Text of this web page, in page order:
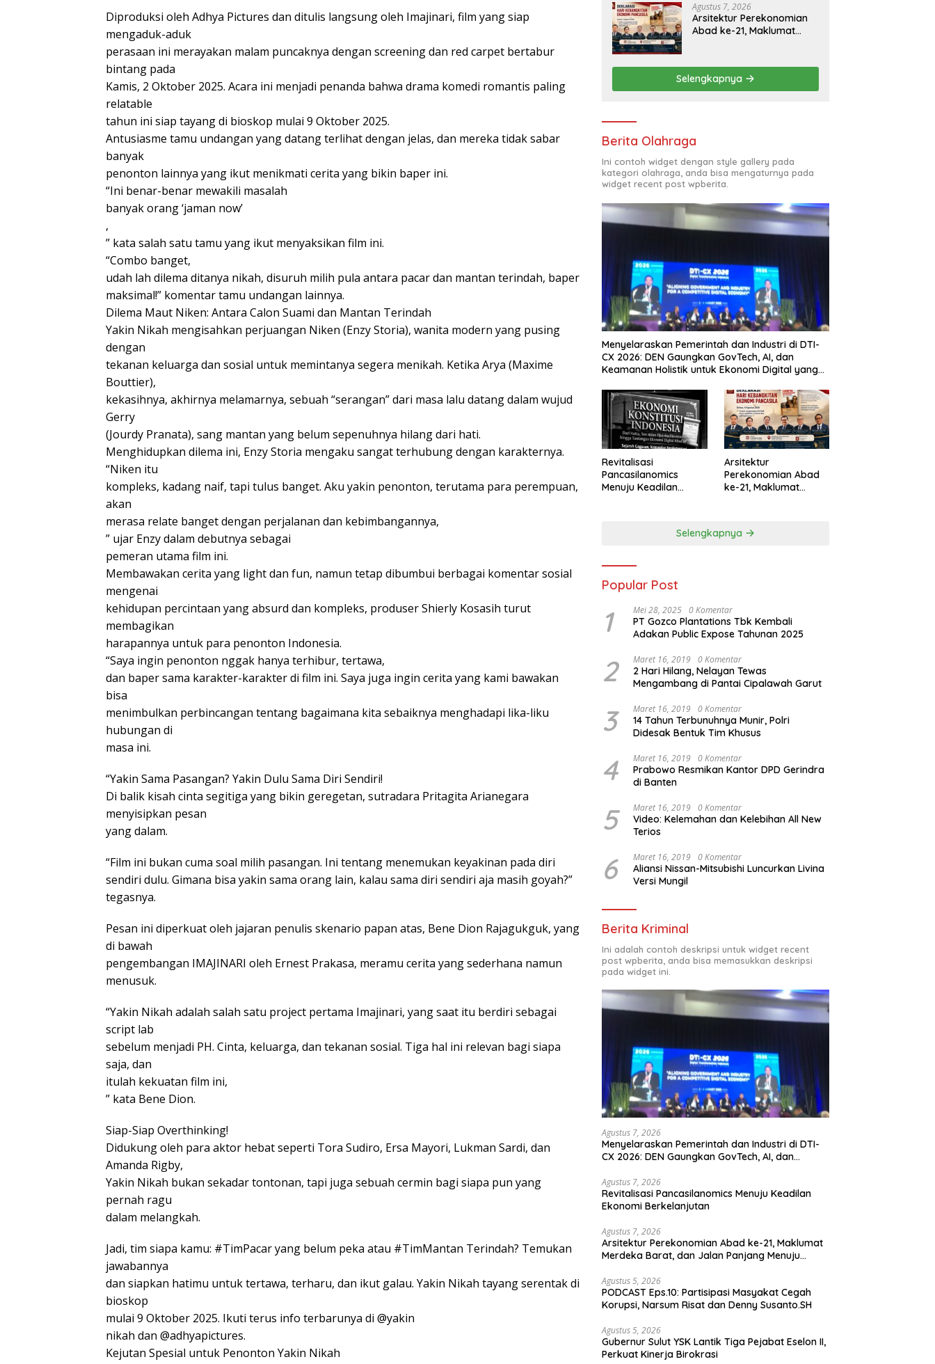
Diproduksi oleh Adhya Pictures dan ditulis langsung oleh Imajinari, film yang siap
mengaduk-aduk
perasaan ini merayakan malam puncaknya dengan screening dan red carpet bertabur
bintang pada
Kamis, 2 Oktober 2025. Acara ini menjadi penanda bahwa drama komedi romantis paling
relatable
tahun ini siap tayang di bioskop mulai 9 Oktober 2025.
Antusiasme tamu undangan yang datang terlihat dengan jelas, dan mereka tidak sabar
banyak
penonton lainnya yang ikut menikmati cerita yang bikin baper ini.
“Ini benar-benar mewakili masalah
banyak orang ‘jaman now’
,
” kata salah satu tamu yang ikut menyaksikan film ini.
“Combo banget,
udah lah dilema ditanya nikah, disuruh milih pula antara pacar dan mantan terindah, baper
maksimal!” komentar tamu undangan lainnya.
Dilema Maut Niken: Antara Calon Suami dan Mantan Terindah
Yakin Nikah mengisahkan perjuangan Niken (Enzy Storia), wanita modern yang pusing
dengan
tekanan keluarga dan sosial untuk memintanya segera menikah. Ketika Arya (Maxime
Bouttier),
kekasihnya, akhirnya melamarnya, sebuah “serangan” dari masa lalu datang dalam wujud
Gerry
(Jourdy Pranata), sang mantan yang belum sepenuhnya hilang dari hati.
Menghidupkan dilema ini, Enzy Storia mengaku sangat terhubung dengan karakternya.
“Niken itu
kompleks, kadang naif, tapi tulus banget. Aku yakin penonton, terutama para perempuan,
akan
merasa relate banget dengan perjalanan dan kebimbangannya,
” ujar Enzy dalam debutnya sebagai
pemeran utama film ini.
Membawakan cerita yang light dan fun, namun tetap dibumbui berbagai komentar sosial
mengenai
kehidupan percintaan yang absurd dan kompleks, produser Shierly Kosasih turut
membagikan
harapannya untuk para penonton Indonesia.
“Saya ingin penonton nggak hanya terhibur, tertawa,
dan baper sama karakter-karakter di film ini. Saya juga ingin cerita yang kami bawakan
bisa
menimbulkan perbincangan tentang bagaimana kita sebaiknya menghadapi lika-liku
hubungan di
masa ini.
“Yakin Sama Pasangan? Yakin Dulu Sama Diri Sendiri!
Di balik kisah cinta segitiga yang bikin geregetan, sutradara Pritagita Arianegara
menyisipkan pesan
yang dalam.
“Film ini bukan cuma soal milih pasangan. Ini tentang menemukan keyakinan pada diri
sendiri dulu. Gimana bisa yakin sama orang lain, kalau sama diri sendiri aja masih goyah?”
tegasnya.
Pesan ini diperkuat oleh jajaran penulis skenario papan atas, Bene Dion Rajagukguk, yang
di bawah
pengembangan IMAJINARI oleh Ernest Prakasa, meramu cerita yang sederhana namun
menusuk.
“Yakin Nikah adalah salah satu project pertama Imajinari, yang saat itu berdiri sebagai
script lab
sebelum menjadi PH. Cinta, keluarga, dan tekanan sosial. Tiga hal ini relevan bagi siapa
saja, dan
itulah kekuatan film ini,
” kata Bene Dion.
Siap-Siap Overthinking!
Didukung oleh para aktor hebat seperti Tora Sudiro, Ersa Mayori, Lukman Sardi, dan
Amanda Rigby,
Yakin Nikah bukan sekadar tontonan, tapi juga sebuah cermin bagi siapa pun yang
pernah ragu
dalam melangkah.
Jadi, tim siapa kamu: #TimPacar yang belum peka atau #TimMantan Terindah? Temukan
jawabannya
dan siapkan hatimu untuk tertawa, terharu, dan ikut galau. Yakin Nikah tayang serentak di
bioskop
mulai 9 Oktober 2025. Ikuti terus info terbarunya di @yakin
nikah dan @adhyapictures.
Kejutan Spesial untuk Penonton Yakin Nikah
Agustus 7, 2026
Arsitektur Perekonomian
Abad ke-21, Maklumat
Kedaulatan Ekonomi
Selengkapnya
Berita Olahraga
Ini contoh widget dengan style gallery pada
kategori olahraga, anda bisa mengaturnya pada
widget recent post wpberita.
Menyelaraskan Pemerintah dan Industri di DTI-
CX 2026: DEN Gaungkan GovTech, AI, dan
Keamanan Holistik untuk Ekonomi Digital yang
Revitalisasi
Pancasilanomics
Menuju Keadilan
Arsitektur
Perekonomian Abad
ke-21, Maklumat
Selengkapnya
Popular Post
1 Mei 28, 2025 0 Komentar
PT Gozco Plantations Tbk Kembali
Adakan Public Expose Tahunan 2025
2 Maret 16, 2019 0 Komentar
2 Hari Hilang, Nelayan Tewas
Mengambang di Pantai Cipalawah Garut
3 Maret 16, 2019 0 Komentar
14 Tahun Terbunuhnya Munir, Polri
Didesak Bentuk Tim Khusus
4 Maret 16, 2019 0 Komentar
Prabowo Resmikan Kantor DPD Gerindra
di Banten
5 Maret 16, 2019 0 Komentar
Video: Kelemahan dan Kelebihan All New
Terios
6 Maret 16, 2019 0 Komentar
Aliansi Nissan-Mitsubishi Luncurkan Livina
Versi Mungil
Berita Kriminal
Ini adalah contoh deskripsi untuk widget recent
post wpberita, anda bisa memasukkan deskripsi
pada widget ini.
Agustus 7, 2026
Menyelaraskan Pemerintah dan Industri di DTI-
CX 2026: DEN Gaungkan GovTech, AI, dan
Kompetitif
Agustus 7, 2026
Revitalisasi Pancasilanomics Menuju Keadilan
Ekonomi Berkelanjutan
Agustus 7, 2026
Arsitektur Perekonomian Abad ke-21, Maklumat
Merdeka Barat, dan Jalan Panjang Menuju
Agustus 5, 2026
PODCAST Eps.10: Partisipasi Masyakat Cegah
Korupsi, Narsum Risat dan Denny Susanto.SH
Agustus 5, 2026
Gubernur Sulut YSK Lantik Tiga Pejabat Eselon II,
Perkuat Kinerja Birokrasi